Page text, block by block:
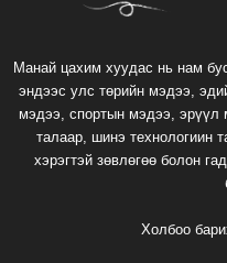
Манай цахим хуудас нь нам
эндээс улс төрийн мэдээ,
мэдээ, спортын мэдээ,
талаар, шинэ технологиин
хэрэгтэй зөвлөгөө болон
Холбоо